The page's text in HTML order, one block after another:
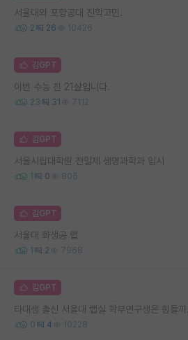
서울대와 포항공대 진학고민.
2 26 10426
김GPT
이번 수능 친 21살입니다.
23 31 7112
김GPT
서울시립대학원 전일제 생명과학과 입시
1 0 805
김GPT
서울대 화생공 랩
1 2 7968
김GPT
타대생 출신 서울대 랩실 학부연구생은 힘들까
0 4 10228